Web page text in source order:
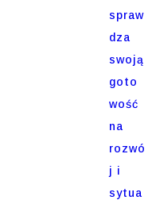
spraw
dza
swoją
goto
wość
na
rozwó
j i
sytua